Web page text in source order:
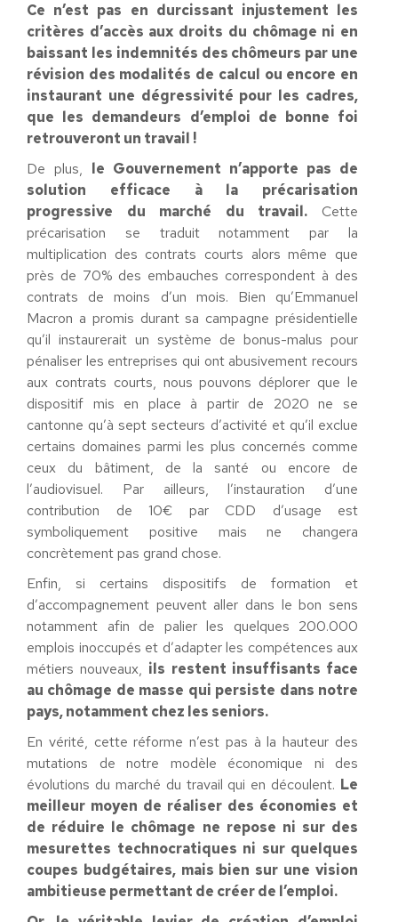
Ce n’est pas en durcissant injustement les
critères d’accès aux droits du chômage ni en
baissant les indemnités des chômeurs par une
révision des modalités de calcul ou encore en
instaurant une dégressivité pour les cadres,
que les demandeurs d’emploi de bonne foi
retrouveront un travail !
De plus, le Gouvernement n’apporte pas de
solution efficace à la précarisation
progressive du marché du travail. Cette
précarisation se traduit notamment par la
multiplication des contrats courts alors même que
près de 70% des embauches correspondent à des
contrats de moins d’un mois. Bien qu’Emmanuel
Macron a promis durant sa campagne présidentielle
qu’il instaurerait un système de bonus-malus pour
pénaliser les entreprises qui ont abusivement recours
aux contrats courts, nous pouvons déplorer que le
dispositif mis en place à partir de 2020 ne se
cantonne qu’à sept secteurs d’activité et qu’il exclue
certains domaines parmi les plus concernés comme
ceux du bâtiment, de la santé ou encore de
l’audiovisuel. Par ailleurs, l’instauration d’une
contribution de 10€ par CDD d’usage est
symboliquement positive mais ne changera
concrètement pas grand chose.
Enfin, si certains dispositifs de formation et
d’accompagnement peuvent aller dans le bon sens
notamment afin de palier les quelques 200.000
emplois inoccupés et d’adapter les compétences aux
métiers nouveaux, ils restent insuffisants face
au chômage de masse qui persiste dans notre
pays, notamment chez les seniors.
En vérité, cette réforme n’est pas à la hauteur des
mutations de notre modèle économique ni des
évolutions du marché du travail qui en découlent. Le
meilleur moyen de réaliser des économies et
de réduire le chômage ne repose ni sur des
mesurettes technocratiques ni sur quelques
coupes budgétaires, mais bien sur une vision
ambitieuse permettant de créer de l’emploi.